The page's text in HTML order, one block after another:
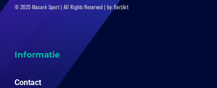
© 2025 Macaré Sport | All Rights Reserved | by:Ber|Art
Informatie
Contact